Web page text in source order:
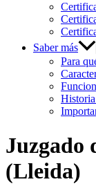
Saber más
Para
Juzgado
(Lleida)